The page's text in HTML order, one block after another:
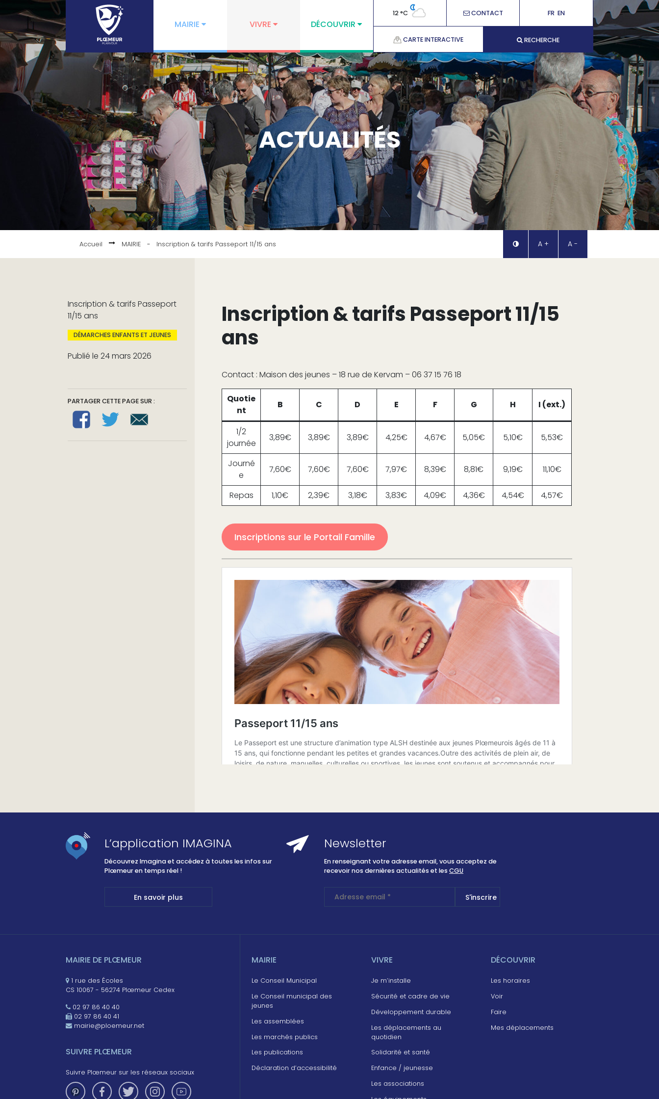
MAIRIE VIVRE DÉCOUVRIR
12 °C CONTACT FR EN
CARTE INTERACTIVE RECHERCHE
ACTUALITÉS
Accueil MAIRIE - Inscription & tarifs Passeport 11/15 ans A + A -
Inscription & tarifs Passeport
11/15 ans
DÉMARCHES ENFANTS ET JEUNES
Publié le 24 mars 2026
PARTAGER CETTE PAGE SUR :
Inscription & tarifs Passeport 11/15
ans
Contact : Maison des jeunes – 18 rue de Kervam – 06 37 15 76 18
Quotie
nt
B C D E F G H I (ext.)
1/2
journée
3,89€ 3,89€ 3,89€ 4,25€ 4,67€ 5,05€ 5,10€ 5,53€
Journé
e
7,60€ 7,60€ 7,60€ 7,97€ 8,39€ 8,81€ 9,19€ 11,10€
Repas 1,10€ 2,39€ 3,18€ 3,83€ 4,09€ 4,36€ 4,54€ 4,57€
Inscriptions sur le Portail Famille
L’application IMAGINA
Découvrez Imagina et accédez à toutes les infos sur
Plœmeur en temps réel !
En savoir plus
Newsletter
En renseignant votre adresse email, vous acceptez de
recevoir nos dernières actualités et lesCGU
MAIRIE DE PLŒMEUR
1 rue des Écoles
CS 10067 - 56274 Plœmeur Cedex
02 97 86 40 40
02 97 86 40 41
mairie@ploemeur.net
SUIVRE PLŒMEUR
Suivre Plœmeur sur les réseaux sociaux
MAIRIE
Le Conseil Municipal
Le Conseil municipal des
jeunes
Les assemblées
Les marchés publics
Les publications
Déclaration d’accessibilité
VIVRE
Je m’installe
Sécurité et cadre de vie
Développement durable
Les déplacements au
quotidien
Solidarité et santé
Enfance / jeunesse
Les associations
DÉCOUVRIR
Les horaires
Voir
Faire
Mes déplacements